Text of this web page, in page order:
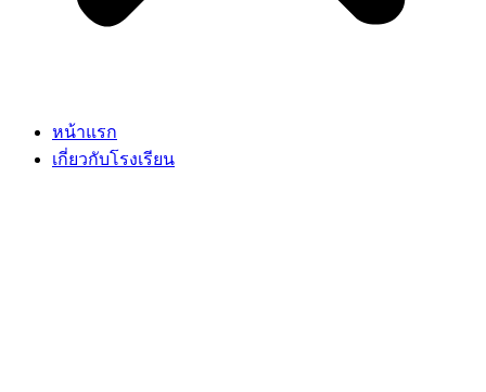
หน้าแรก
เกี่ยวกับโรงเรียน